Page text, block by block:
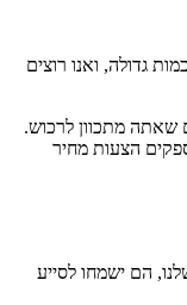
גדולה, ואנו רוצים
שאתה מתכוון לרכוש.
אנו מספקים הצעות מחיר
הם ישמחו לסייע